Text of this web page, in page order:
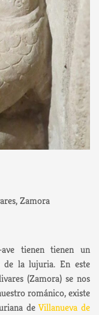
Zamora
tienen tienen un
de la lujuria. En este
(Zamora) se nos
románico, existe
deVillanueva de